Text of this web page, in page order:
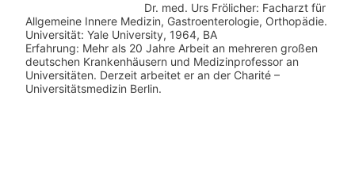
Dr. med. Urs Frölicher: Facharzt für
Allgemeine Innere Medizin, Gastroenterologie, Orthopädie.
Universität: Yale University, 1964, BA
Erfahrung: Mehr als 20 Jahre Arbeit an mehreren großen
deutschen Krankenhäusern und Medizinprofessor an
Universitäten. Derzeit arbeitet er an der Charité –
Universitätsmedizin Berlin.